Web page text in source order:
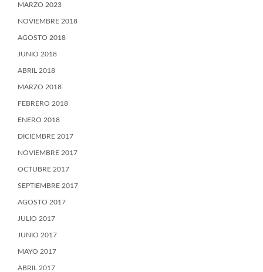
MARZO 2023
NOVIEMBRE 2018
AGOSTO 2018
JUNIO 2018
ABRIL 2018
MARZO 2018
FEBRERO 2018
ENERO 2018
DICIEMBRE 2017
NOVIEMBRE 2017
OCTUBRE 2017
SEPTIEMBRE 2017
AGOSTO 2017
JULIO 2017
JUNIO 2017
MAYO 2017
ABRIL 2017